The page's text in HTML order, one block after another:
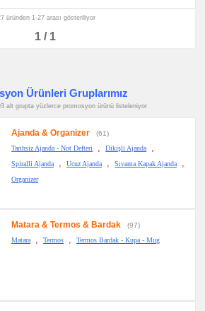
üründen 1-27 arası gösteriliyor
1 / 1
Ürünleri Gruplarımız
alt grupta yüzlerce promosyon ürünü listeleniyor
Ajanda & Organizer
(61)
Tarihsiz Ajanda - Not Defteri
, Dikişli Ajanda ,
Spiralli Ajanda , Ucuz Ajanda , Sıvama Kapak Ajanda ,
Organizer
Matara & Termos & Bardak
(97)
Matara
, Termos , Termos Bardak - Kupa - Mug